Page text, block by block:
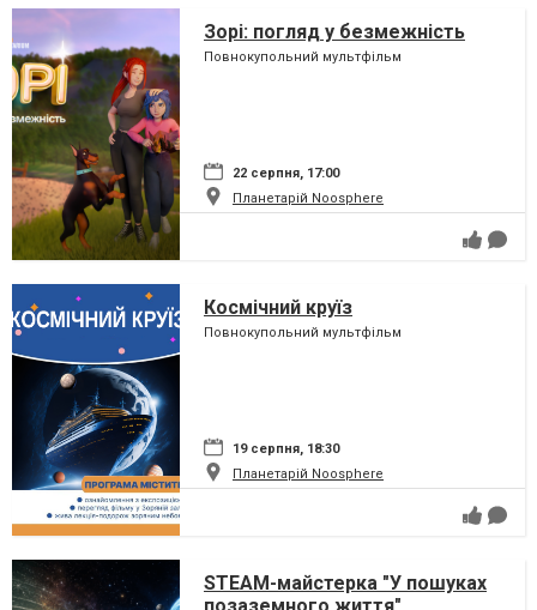
Зорі: погляд у безмежність
Повнокупольний мультфільм
22 серпня, 17:00
Планетарій Noosphere
Космічний круїз
Повнокупольний мультфільм
19 серпня, 18:30
Планетарій Noosphere
STEAM-майстерка "У пошуках